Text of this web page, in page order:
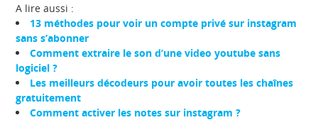
A lire aussi :
13 méthodes pour voir un compte privé sur instagram
sans s’abonner
Comment extraire le son d’une video youtube sans
logiciel ?
Les meilleurs décodeurs pour avoir toutes les chaînes
gratuitement
Comment activer les notes sur instagram ?